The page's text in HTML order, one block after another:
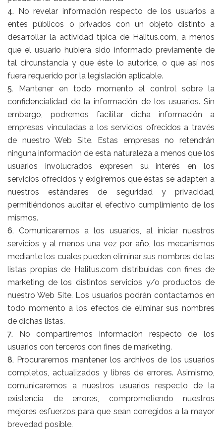
4. No revelar información respecto de los usuarios a
entes públicos o privados con un objeto distinto a
desarrollar la actividad típica de Halitus.com, a menos
que el usuario hubiera sido informado previamente de
tal circunstancia y que éste lo autorice, o que así nos
fuera requerido por la legislación aplicable.
5. Mantener en todo momento el control sobre la
confidencialidad de la información de los usuarios. Sin
embargo, podremos facilitar dicha información a
empresas vinculadas a los servicios ofrecidos a través
de nuestro Web Site. Estas empresas no retendrán
ninguna información de esta naturaleza a menos que los
usuarios involucrados expresen su interés en los
servicios ofrecidos y exigiremos que éstas se adapten a
nuestros estándares de seguridad y privacidad,
permitiéndonos auditar el efectivo cumplimiento de los
mismos.
6. Comunicaremos a los usuarios, al iniciar nuestros
servicios y al menos una vez por año, los mecanismos
mediante los cuales pueden eliminar sus nombres de las
listas propias de Halitus.com distribuidas con fines de
marketing de los distintos servicios y/o productos de
nuestro Web Site. Los usuarios podrán contactarnos en
todo momento a los efectos de eliminar sus nombres
de dichas listas.
7. No compartiremos información respecto de los
usuarios con terceros con fines de marketing.
8. Procuraremos mantener los archivos de los usuarios
completos, actualizados y libres de errores. Asimismo,
comunicaremos a nuestros usuarios respecto de la
existencia de errores, comprometiendo nuestros
mejores esfuerzos para que sean corregidos a la mayor
brevedad posible.